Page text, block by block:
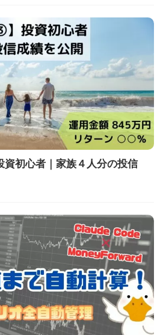
初心者｜家族４人分の投信